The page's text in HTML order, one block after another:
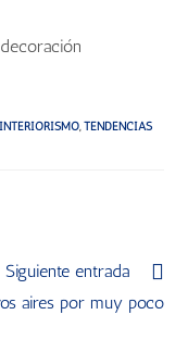
INTERIORISMO, TENDENCIAS
Siguiente entrada
aires por muy poco